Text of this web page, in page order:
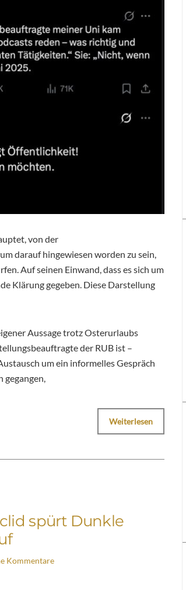
von der
darauf hingewiesen worden zu sein,
Auf seinen Einwand, dass es sich um
Klärung gegeben. Diese Darstellung
Aussage trotz Osterurlaubs
der RUB ist –
um ein informelles Gespräch
gegangen,
Weiterlesen
spürt Dunkle
Kommentare